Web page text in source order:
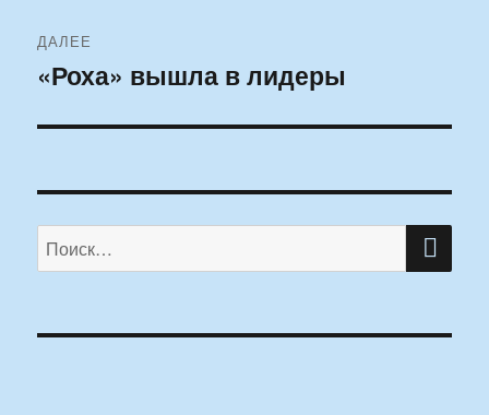
ДАЛЕЕ
Следующая
«Роха» вышла в лидеры
Искать: